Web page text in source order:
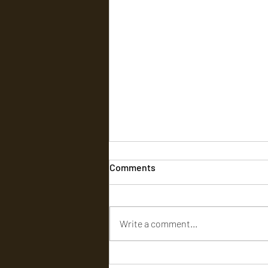
‘டிசி’ (DC) - விமர்சனம்
Comments
Write a comment...